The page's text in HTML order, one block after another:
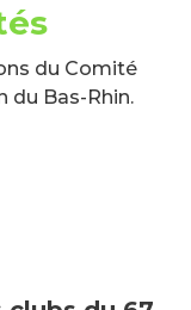
du Comité
du Bas-Rhin.